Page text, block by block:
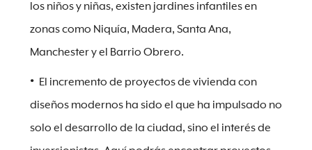
los niños y niñas, existen jardines infantiles en
zonas como Niquía, Madera, Santa Ana,
Manchester y el Barrio Obrero.
El incremento de proyectos de vivienda con
diseños modernos ha sido el que ha impulsado no
solo el desarrollo de la ciudad, sino el interés de